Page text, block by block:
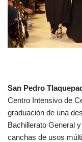
San Pedro
Centro Intensivo de
graduación de una
Bachillerato General
canchas de usos